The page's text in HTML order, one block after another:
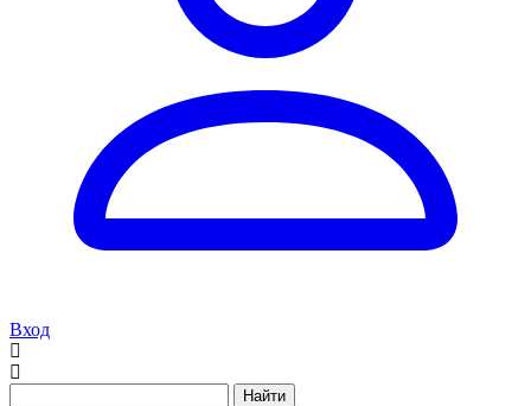
Вход
Найти